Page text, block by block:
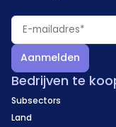
Aanmelden
Bedrijven te
Subsectors
Land